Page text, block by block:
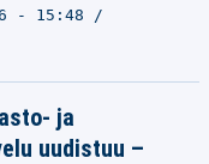
- 15:48
ja
uudistuu –